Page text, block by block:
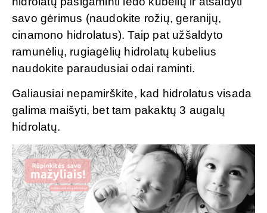
savo gėrimus (naudokite rožių, geranijų,
cinamono hidrolatus). Taip pat užšaldyto
ramunėlių, rugiagėlių hidrolatų kubelius
naudokite paraudusiai odai raminti.
Galiausiai nepamirškite, kad hidrolatus visada
galima maišyti, bet tam pakaktų 3 augalų
hidrolatų.